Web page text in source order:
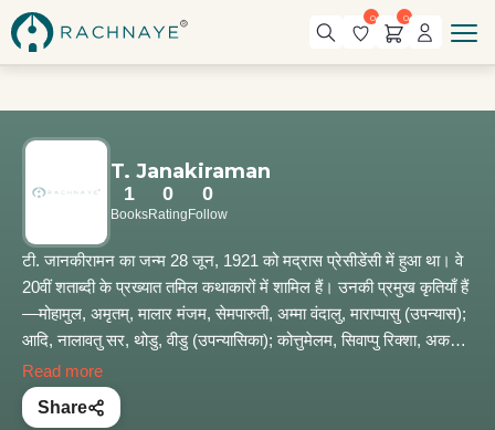
0 0
T. Janakiraman
1
Books
0
Rating
0
Follow
टी. जानकीरामन का जन्म 28 जून, 1921 को मद्रास प्रेसीडेंसी में हुआ था। वे
20वीं शताब्दी के प्रख्यात तमिल कथाकारों में शामिल हैं। उनकी प्रमुख कृतियाँ हैं
—मोहामुल, अमृतम्, मालार मंजम, सेमपारुती, अम्मा वंदालु, माराप्पासु (उपन्यास);
आदि, नालावतु सर, थोडु, वीडु (उपन्यासिका); कोत्तुमेलम, सिवाप्पु रिक्शा, अकबर
शास्त्री, एरुमई पोंगल, मनिदाभिमानम, पीडी करुनई, शक्ति वैद्यम (कहानी-
संग्रह); उदय सूर्यन, नालापकम् (यात्रा-वृत्तान्त)। उन्होंने विश्व साहित्य की कई
कृतियों का तमिल भाषा में अनुवाद किया जिनमें स्वीडिश लेखक पार लागरक्विस्त
Read more
Share